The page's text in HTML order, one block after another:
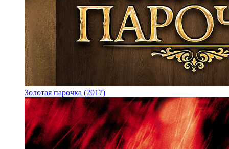
Золотая парочка (2017)